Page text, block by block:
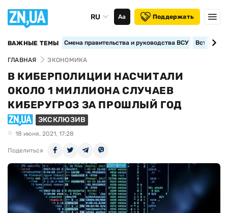
RU Аа Поддержать
ВАЖНЫЕ ТЕМЫ Смена правительства и руководства ВСУ
ГЛАВНАЯ ЭКОНОМИКА
В КИБЕРПОЛИЦИИ НАСЧИТАЛИ
ОКОЛО 1 МИЛЛИОНА СЛУЧАЕВ
КИБЕРУГРОЗ ЗА ПРОШЛЫЙ ГОД
ЭКСКЛЮЗИВ
18 июня, 2021, 17:28
Поделиться